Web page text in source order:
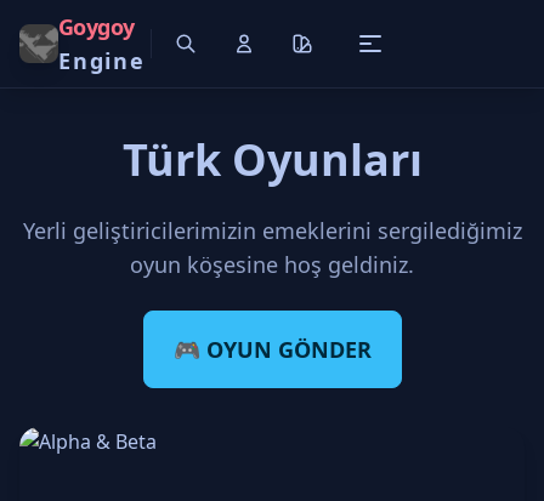
Goygoy
Engine
Türk Oyunları
Yerli geliştiricilerimizin emeklerini sergilediğimiz
oyun köşesine hoş geldiniz.
🎮 OYUN GÖNDER